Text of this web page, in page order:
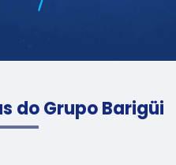
do Grupo Barigüi